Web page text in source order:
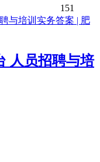
151
人员招聘与培